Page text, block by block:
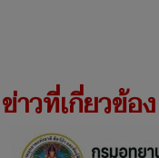
ข่าวที่เกี่ยวข้อง